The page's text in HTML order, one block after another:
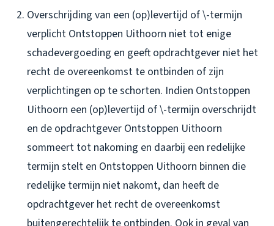
Overschrijding van een (op)levertijd of \-termijn
verplicht Ontstoppen Uithoorn niet tot enige
schadevergoeding en geeft opdrachtgever niet het
recht de overeenkomst te ontbinden of zijn
verplichtingen op te schorten. Indien Ontstoppen
Uithoorn een (op)levertijd of \-termijn overschrijdt
en de opdrachtgever Ontstoppen Uithoorn
sommeert tot nakoming en daarbij een redelijke
termijn stelt en Ontstoppen Uithoorn binnen die
redelijke termijn niet nakomt, dan heeft de
opdrachtgever het recht de overeenkomst